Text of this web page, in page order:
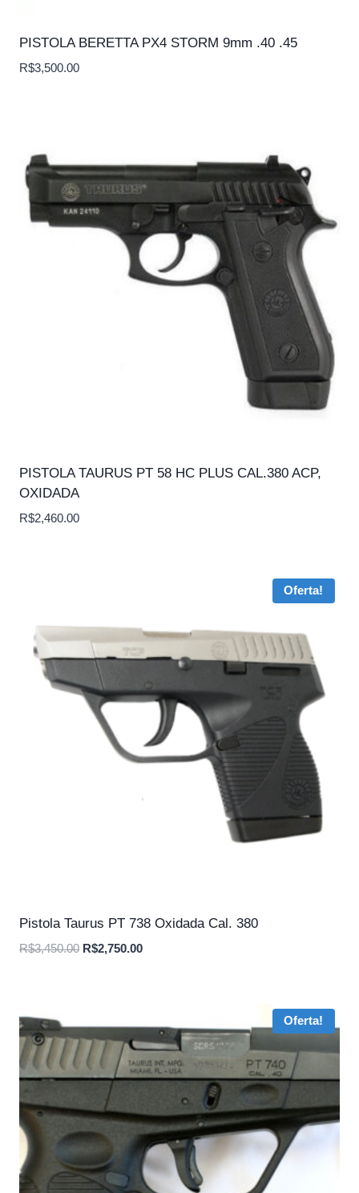
PISTOLA BERETTA PX4 STORM 9mm .40 .45
R$3,500.00
PISTOLA TAURUS PT 58 HC PLUS CAL.380 ACP,
OXIDADA
R$2,460.00
Oferta!
Pistola Taurus PT 738 Oxidada Cal. 380
R$3,450.00 O
R$2,750.00O
Oferta!